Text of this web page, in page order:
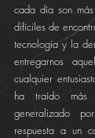
cada día son
difíciles de
tecnología y la
entregarnos
cualquier
ha traído más
generalizado
respuesta a un